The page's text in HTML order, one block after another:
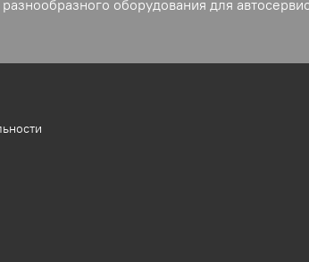
оборудования для